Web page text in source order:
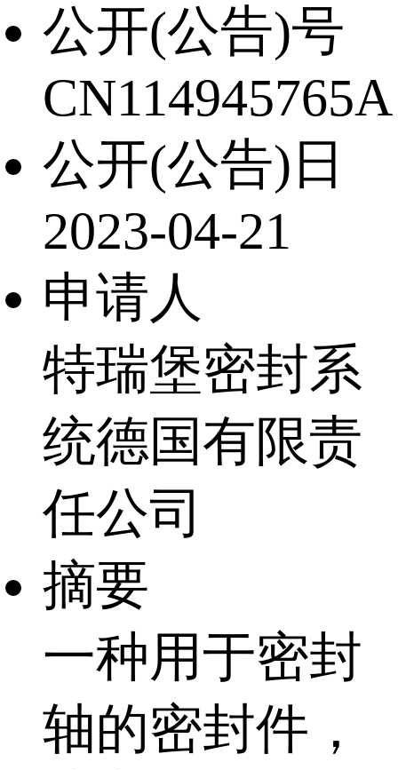
公开(公告)号
CN114945765A
公开(公告)日
2023-04-21
申请人
特瑞堡密封系
统德国有限责
任公司
摘要
一种用于密封
轴的密封件，